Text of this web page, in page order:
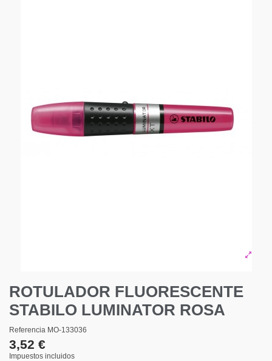
ROTULADOR FLUORESCENTE
STABILO LUMINATOR ROSA
Referencia MO-133036
3,52 €
Impuestos incluidos